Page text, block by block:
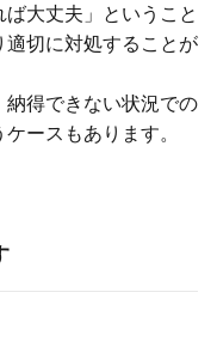
⼤丈夫」ということ
切に対処することが
得できない状況での
ースもあります。